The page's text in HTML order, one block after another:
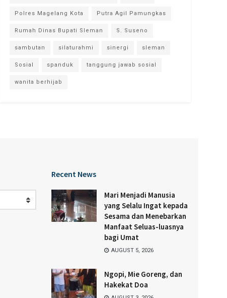
Polres Magelang Kota Putra Agil Pamungkas
Rumah Dinas Bupati Sleman S. Suseno
sambutan silaturahmi sinergi sleman
Sosial spanduk tanggung jawab sosial
wanita berhijab
Recent News
Mari Menjadi Manusia
yang Selalu Ingat kepada
Sesama dan Menebarkan
Manfaat Seluas-luasnya
bagi Umat
AUGUST 5, 2026
Ngopi, Mie Goreng, dan
Hakekat Doa